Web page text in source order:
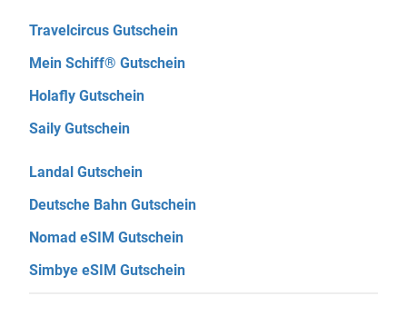
Travelcircus Gutschein
Mein Schiff® Gutschein
Holafly Gutschein
Saily Gutschein
Landal Gutschein
Deutsche Bahn Gutschein
Nomad eSIM Gutschein
Simbye eSIM Gutschein